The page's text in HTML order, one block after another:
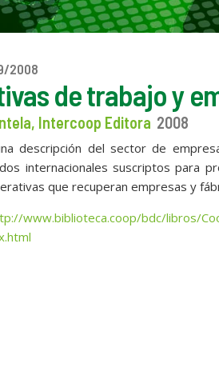
2008
de trabajo y
Intercoop Editora 2008
descripción del sector de
internacionales suscriptos para
que recuperan empresas y
www.biblioteca.coop/bdc/libros/